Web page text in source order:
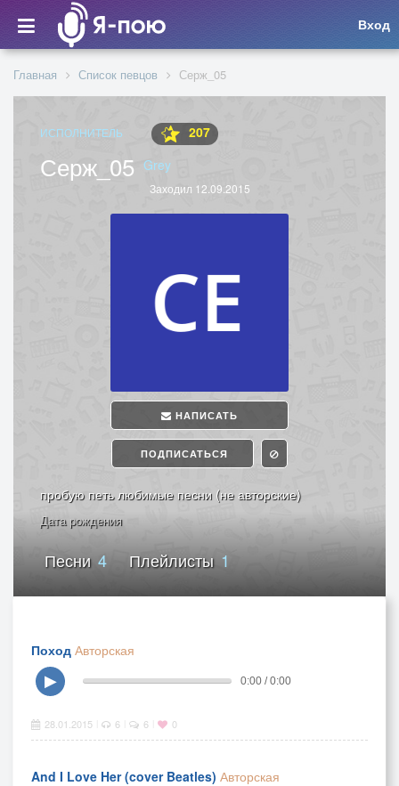
Вход
Главная Список певцов Серж_05
ИСПОЛНИТЕЛЬ 207
Серж_05 Grey
Заходил 12.09.2015
НАПИСАТЬ
ПОДПИСАТЬСЯ
пробую петь любимые песни (не авторские)
Дата рождения
Песни4 Плейлисты1
Поход Авторская
▶
0:00 / 0:00
28.01.2015 6 6 0
And I Love Her (cover Beatles) Авторская